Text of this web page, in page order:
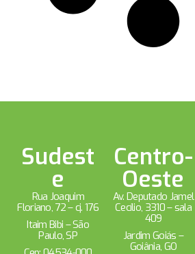
Sudest
e
Rua Joaquim
Floriano, 72 – cj. 176
Itaim Bibi – São
Paulo, SP
Centro-
Oeste
Av. Deputado Jamel
Cecílio, 3310 – sala
409
Jardim Goiás –
Goiânia, GO